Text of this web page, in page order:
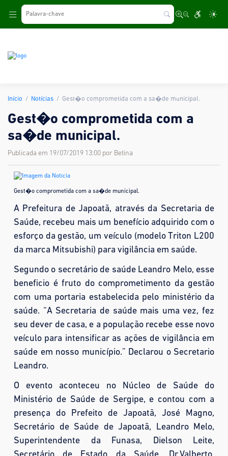
Início Notícias Gest�o comprometida com a sa�de municipal.
Gest�o comprometida com a
sa�de municipal.
Publicada em 19/07/2019 13:00 por Betina
Gest�o comprometida com a sa�de municipal.
A Prefeitura de Japoatã, através da Secretaria de
Saúde, recebeu mais um benefício adquirido com o
esforço da gestão, um veículo (modelo Triton L200
da marca Mitsubishi) para vigilância em saúde.
Segundo o secretário de saúde Leandro Melo, esse
beneficio é fruto do comprometimento da gestão
com uma portaria estabelecida pelo ministério da
saúde. “A Secretaria de saúde mais uma vez, fez
seu dever de casa, e a população recebe esse novo
veículo para intensificar as ações de vigilância em
saúde em nosso município.” Declarou o Secretario
Leandro.
O evento aconteceu no Núcleo de Saúde do
Ministério de Saúde de Sergipe, e contou com a
presença do Prefeito de Japoatã, José Magno,
Secretário de Saúde de Japoatã, Leandro Melo,
Superintendente da Funasa, Dielson Leite,